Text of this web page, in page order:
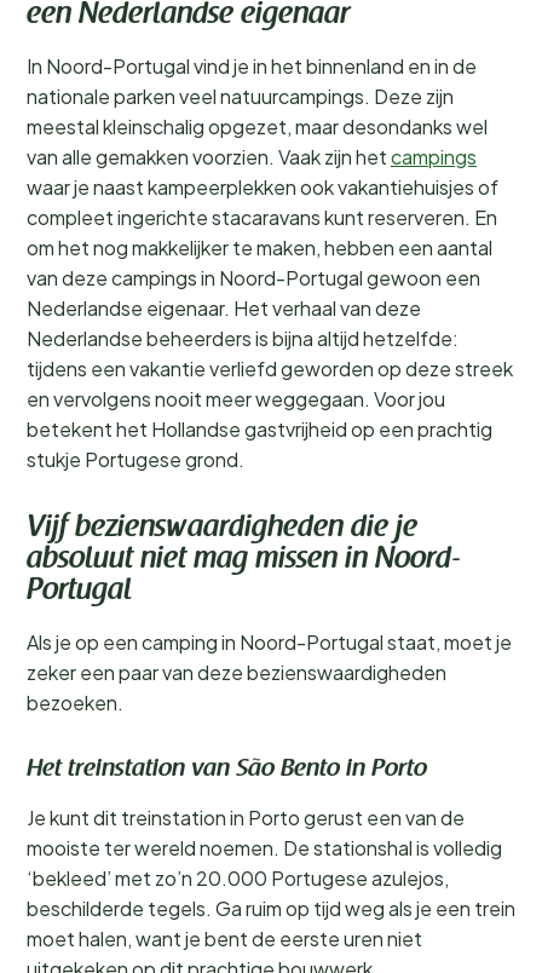
een Nederlandse eigenaar
In Noord-Portugal vind je in het binnenland en in de
nationale parken veel natuurcampings. Deze zijn
meestal kleinschalig opgezet, maar desondanks wel
van alle gemakken voorzien. Vaak zijn hetcampings
waar je naast kampeerplekken ook vakantiehuisjes of
compleet ingerichte stacaravans kunt reserveren. En
om het nog makkelijker te maken, hebben een aantal
van deze campings in Noord-Portugal gewoon een
Nederlandse eigenaar. Het verhaal van deze
Nederlandse beheerders is bijna altijd hetzelfde:
tijdens een vakantie verliefd geworden op deze streek
en vervolgens nooit meer weggegaan. Voor jou
betekent het Hollandse gastvrijheid op een prachtig
stukje Portugese grond.
Vijf bezienswaardigheden die je
absoluut niet mag missen in Noord-
Portugal
Als je op een camping in Noord-Portugal staat, moet je
zeker een paar van deze bezienswaardigheden
bezoeken.
Het treinstation van São Bento in Porto
Je kunt dit treinstation in Porto gerust een van de
mooiste ter wereld noemen. De stationshal is volledig
‘bekleed’ met zo’n 20.000 Portugese azulejos,
beschilderde tegels. Ga ruim op tijd weg als je een trein
moet halen, want je bent de eerste uren niet